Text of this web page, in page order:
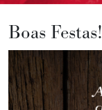
Boas Festas!